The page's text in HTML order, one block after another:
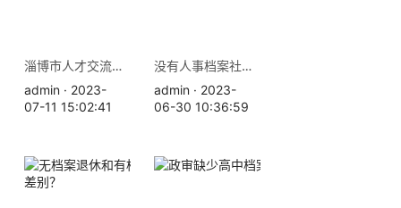
淄博市人才交流中心地址 档案查询补办
admin · 2023-
07-11 15:02:41
没有人事档案社保就白交了吗？办理退休需要档案吗
admin · 2023-
06-30 10:36:59